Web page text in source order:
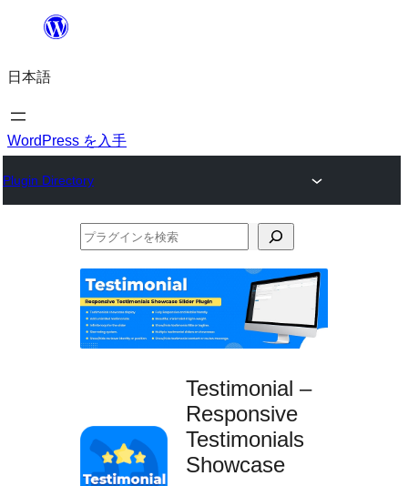
を
ス
キ
プ
日本語
WordPress を入手
Plugin Directory
プ
グ
イ
ン
索
Testimonial –
Responsive
Testimonials
Showcase